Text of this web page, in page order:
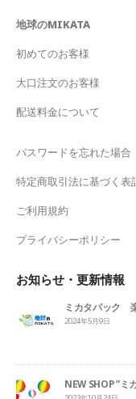
地球のMIKATA
初めてのお客様
大口注文のお客様
配送料金について
パスワードを忘れた場合
特定商取引法に基づく表
ご利用規約
プライバシーポリシー
お知らせ・更新情報
ミカタパック
2024年5月9日
NEW SHOP ”